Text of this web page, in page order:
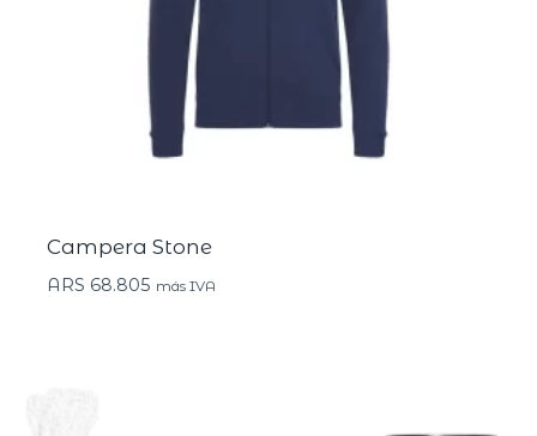
Campera Stone
ARS 68.805 más IVA